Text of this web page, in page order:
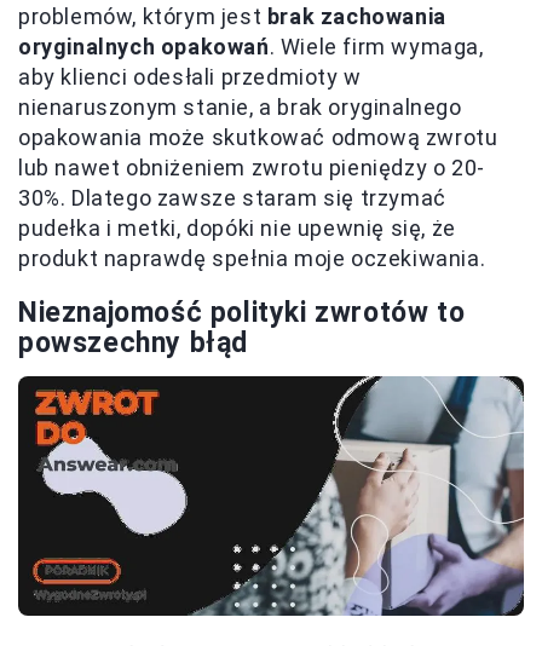
problemów, którym jest brak zachowania
oryginalnych opakowań. Wiele firm wymaga,
aby klienci odesłali przedmioty w
nienaruszonym stanie, a brak oryginalnego
opakowania może skutkować odmową zwrotu
lub nawet obniżeniem zwrotu pieniędzy o 20-
30%. Dlatego zawsze staram się trzymać
pudełka i metki, dopóki nie upewnię się, że
produkt naprawdę spełnia moje oczekiwania.
Nieznajomość polityki zwrotów to
powszechny błąd